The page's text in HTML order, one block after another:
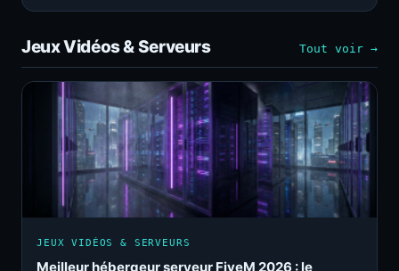
Jeux Vidéos & Serveurs Tout voir →
JEUX VIDÉOS & SERVEURS
Meilleur hébergeur serveur FiveM 2026 : le